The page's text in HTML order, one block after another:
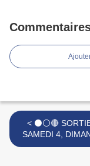
< ⚫⚪🔴 SORTIES DU
SAMEDI 4,
ET LUNDI 6